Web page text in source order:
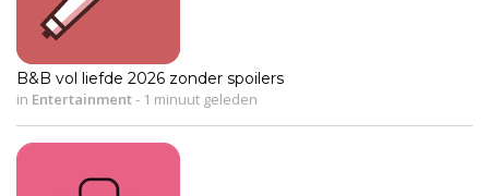
B&B vol liefde 2026 zonder spoilers
in Entertainment- 1 minuut geleden